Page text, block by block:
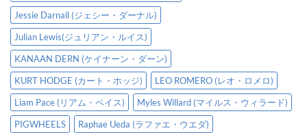
Jessie Darnall (ジェシー・ダーナル)
Julian Lewis(ジュリアン・ルイス)
KANAAN DERN (ケイナーン・ダーン)
KURT HODGE (カート・ホッジ)
LEO ROMERO (レオ・ロメロ)
Liam Pace (リアム・ペイス)
Myles Willard (マイルス・ウィラード)
PIGWHEELS
Raphae Ueda (ラファエ・ウエダ)